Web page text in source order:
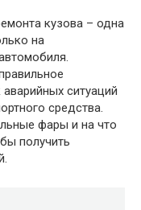
кузова – одна
на
ситуаций
средства.
фары и на что
получить